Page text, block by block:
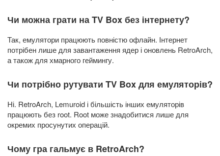
Чи можна грати на TV Box без інтернету?
Так, емулятори працюють повністю офлайн. Інтернет
потрібен лише для завантаження ядер і оновлень RetroArch,
а також для хмарного геймингу.
Чи потрібно рутувати TV Box для емуляторів?
Ні. RetroArch, Lemuroid і більшість інших емуляторів
працюють без root. Root може знадобитися лише для
окремих просунутих операцій.
Чому гра гальмує в RetroArch?